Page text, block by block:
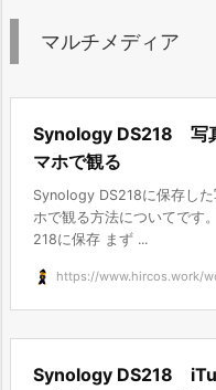
マルチメディア
Synology DS218 写
マホで観る
Synology DS218に保存し
ホで観る方法についてです
218に保存 まず ...
https://www.hircos.work/
Synology DS218